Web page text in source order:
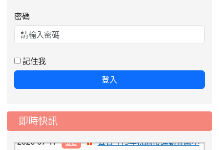
密碼
記住我
登入
即時快訊
2026-08-06
楊梅區代表選手服裝領取通知
2026-08-05
2026-08-03
重要
115學年度一、三、五年級常
工車輛臨停」一案，請各位用路人留意
2026-07-17
公告
公告-115年桃園市運動會國小
游泳比賽楊梅區代表選手 集訓及比賽通知